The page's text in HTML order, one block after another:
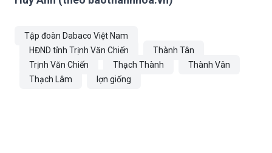
HĐND tỉnh Trịnh Văn Chiến
Thành Tân
Thạch Lâm
lợn giống